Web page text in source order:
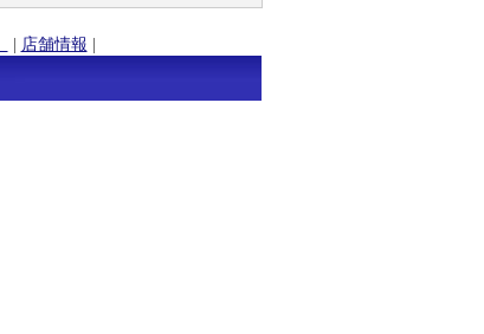
| 店舗情報 |